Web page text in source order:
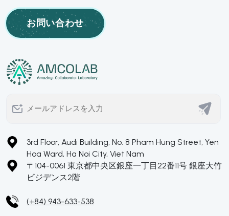
お問い合わせ
3rd Floor, Audi Building, No. 8 Pham Hung Street, Yen
Hoa Ward, Ha Noi City, Viet Nam
〒104-0061 東京都中央区銀座一丁目22番11号 銀座大竹
ビジデンス2階
(+84) 943-633-538